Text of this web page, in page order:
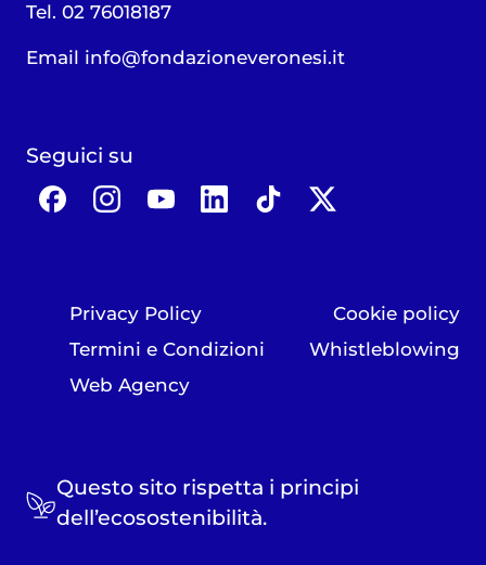
Tel. 02 76018187
Email info@fondazioneveronesi.it
Seguici su
Privacy Policy
Cookie policy
Termini e Condizioni
Whistleblowing
Web Agency
Questo sito rispetta i principi
dell’ecosostenibilità.